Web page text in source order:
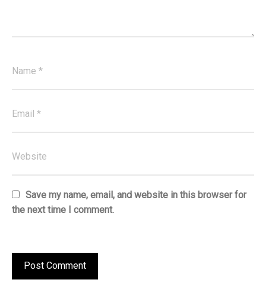
Save my name, email, and website in this browser for
the next time I comment.